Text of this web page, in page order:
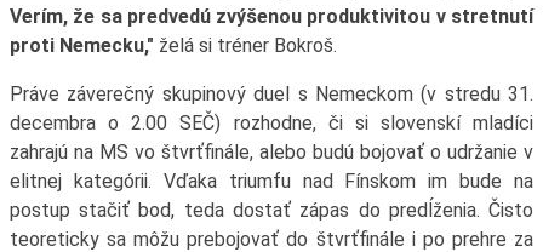
Verím, že sa predvedú zvýšenou produktivitou v stretnutí
proti Nemecku," želá si tréner Bokroš.
Práve záverečný skupinový duel s Nemeckom (v stredu 31.
decembra o 2.00 SEČ) rozhodne, či si slovenskí mladíci
zahrajú na MS vo štvrťfinále, alebo budú bojovať o udržanie v
elitnej kategórii. Vďaka triumfu nad Fínskom im bude na
postup stačiť bod, teda dostať zápas do predĺženia. Čisto
teoreticky sa môžu prebojovať do štvrťfinále i po prehre za